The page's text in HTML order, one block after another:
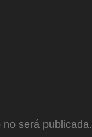
será publicada.